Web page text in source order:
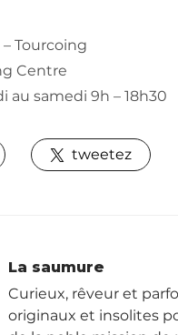
– Tourcoing
Centre
au samedi 9h – 18h30
tweetez
La saumure
Curieux, rêveur et
originaux et insolites